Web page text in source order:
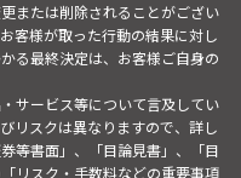
または削除されることがござい
客様が取った行動の結果に対し
る最終決定は、お客様ご自身の
サービス等について言及してい
リスクは異なりますので、詳し
等書面」、「目論見書」、「目